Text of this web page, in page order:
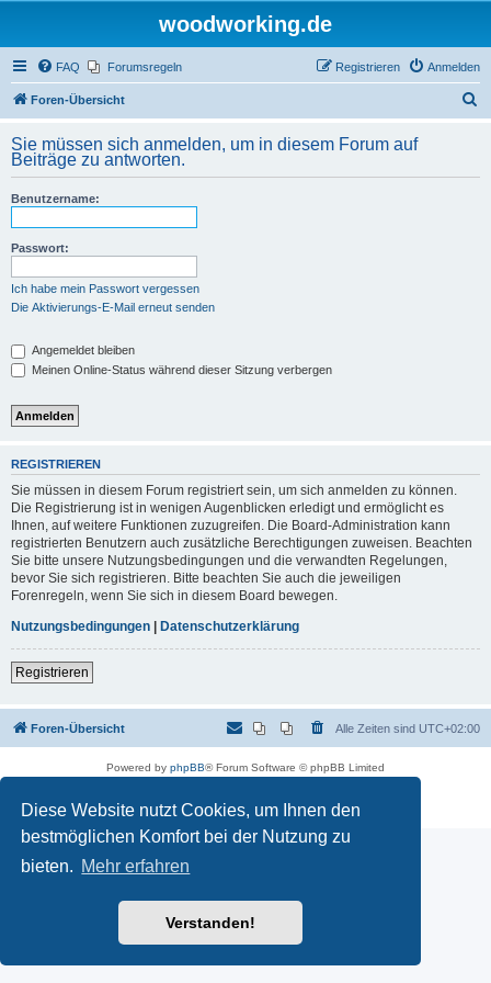
Diese Website nutzt Cookies, um Ihnen den
bestmöglichen Komfort bei der Nutzung zu
bieten. Mehr erfahren
Verstanden!
woodworking.de
FAQ Forumsregeln Anmelden
Registrieren
Foren-Übersicht
h
Sie müssen sich anmelden, um in diesem Forum auf
Beiträge zu antworten.
Benutzername:
Passwort:
Ich habe mein Passwort vergessen
Die Aktivierungs-E-Mail erneut senden
Angemeldet bleiben
Meinen Online-Status während dieser Sitzung verbergen
REGISTRIEREN
Sie müssen in diesem Forum registriert sein, um sich anmelden zu können.
Die Registrierung ist in wenigen Augenblicken erledigt und ermöglicht es
Ihnen, auf weitere Funktionen zuzugreifen. Die Board-Administration kann
registrierten Benutzern auch zusätzliche Berechtigungen zuweisen. Beachten
Sie bitte unsere Nutzungsbedingungen und die verwandten Regelungen,
bevor Sie sich registrieren. Bitte beachten Sie auch die jeweiligen
Forenregeln, wenn Sie sich in diesem Board bewegen.
Nutzungsbedingungen | Datenschutzerklärung
Registrieren
Foren-Übersicht Alle Zeiten sind UTC+02:00
Powered by phpBB® Forum Software © phpBB Limited
Datenschutz|Nutzungsbedingungen